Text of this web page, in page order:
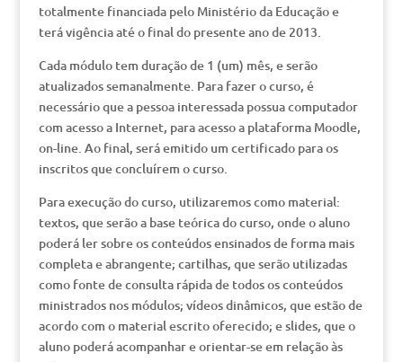
totalmente financiada pelo Ministério da Educação e
terá vigência até o final do presente ano de 2013.
Cada módulo tem duração de 1 (um) mês, e serão
atualizados semanalmente. Para fazer o curso, é
necessário que a pessoa interessada possua computador
com acesso a Internet, para acesso a plataforma Moodle,
on-line. Ao final, será emitido um certificado para os
inscritos que concluírem o curso.
Para execução do curso, utilizaremos como material:
textos, que serão a base teórica do curso, onde o aluno
poderá ler sobre os conteúdos ensinados de forma mais
completa e abrangente; cartilhas, que serão utilizadas
como fonte de consulta rápida de todos os conteúdos
ministrados nos módulos; vídeos dinâmicos, que estão de
acordo com o material escrito oferecido; e slides, que o
aluno poderá acompanhar e orientar-se em relação às